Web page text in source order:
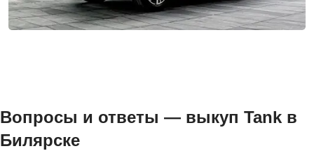
Вопросы и ответы — выкуп Tank в
Билярске